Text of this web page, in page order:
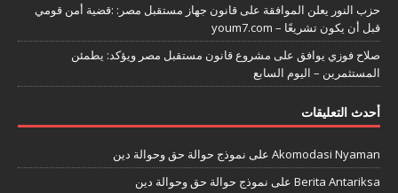
حزب النور يعلن الموافقة على قانون جهاز مستقبل مصر: :قضية أمن قومي
قبل أن يكون تشريعًا – youm7.com
صلاح فوزي يوافق على مشروع قانون مستقبل مصر ويؤكد: يطمئن
المستثمرين – اليوم السابع
أحدث التعليقات
Akomodasi Nyaman على نموذج حوالة حق وحوالة دين
Berita Antariksa على نموذج حوالة حق وحوالة دين